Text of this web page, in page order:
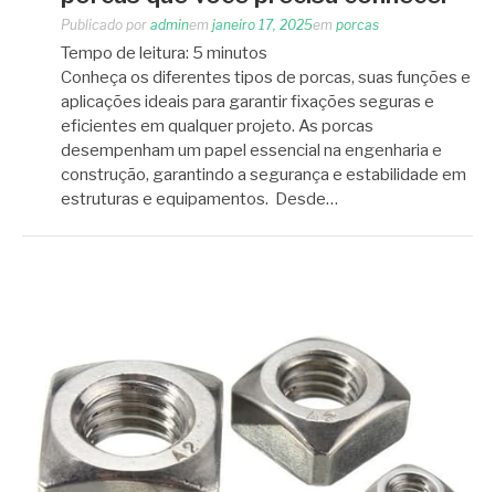
Publicado por adminem janeiro 17, 2025em porcas
Tempo de leitura: 5 minutos
Conheça os diferentes tipos de porcas, suas funções e
aplicações ideais para garantir fixações seguras e
eficientes em qualquer projeto. As porcas
desempenham um papel essencial na engenharia e
construção, garantindo a segurança e estabilidade em
estruturas e equipamentos. Desde…